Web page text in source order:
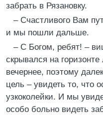
забрать в Рязановку.
– Счастливого Вам
и мы пошли дальше.
– С Богом, ребят! –
скрывался на
вечернее, поэтому
цель – увидеть то, что
узкоколейки. И мы
особо больно видеть